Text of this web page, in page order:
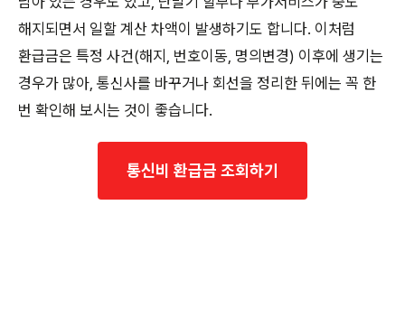
해지되면서 일할 계산 차액이 발생하기도 합니다. 이처럼
환급금은 특정 사건(해지, 번호이동, 명의변경) 이후에 생기는
경우가 많아, 통신사를 바꾸거나 회선을 정리한 뒤에는 꼭 한
번 확인해 보시는 것이 좋습니다.
통신비 환급금 조회하기